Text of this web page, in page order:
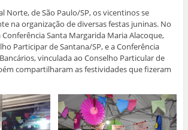
Norte, de São Paulo/SP, os vicentinos se
na organização de diversas festas juninas. No
Santa Margarida Maria Alacoque,
Participar de Santana/SP, e a Conferência
vinculada ao Conselho Particular de
compartilharam as festividades que fizeram